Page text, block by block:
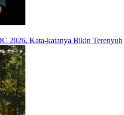
2026, Kata-katanya Bikin Terenyuh